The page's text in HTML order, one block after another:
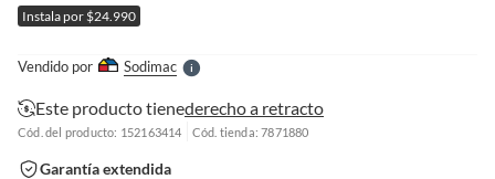
Instala por $24.990
Vendido por SodimacS
Este producto tienederecho a retracto
Cód. del producto: 152163414 Cód. tienda: 7871880
Garantía extendida